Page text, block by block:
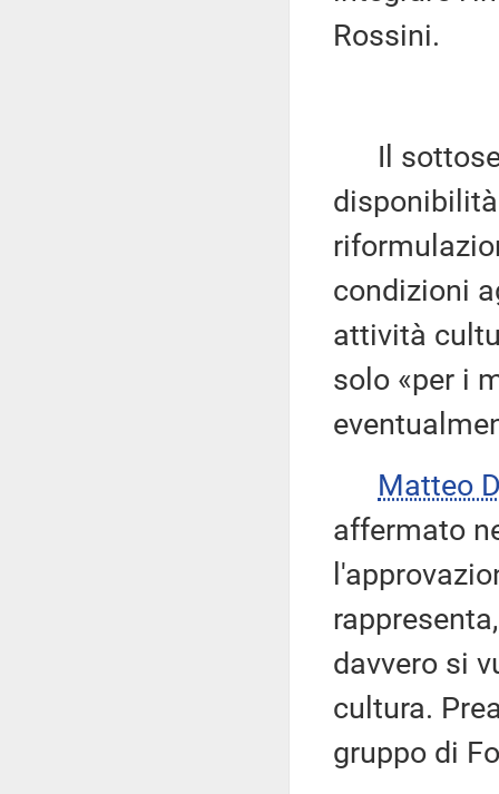
Rossini.
Il
condizioni
attività
solo «per i
Matteo
affermato
davvero si
cultura.
gruppo di